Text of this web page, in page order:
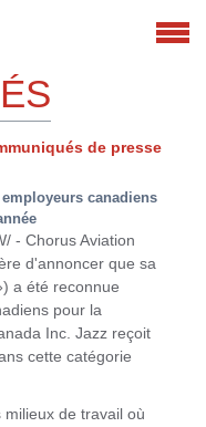
de presse
canadiens
- Chorus Aviation
d'annoncer que sa
a été reconnue
pour la
Inc. Jazz reçoit
cette catégorie
de travail où